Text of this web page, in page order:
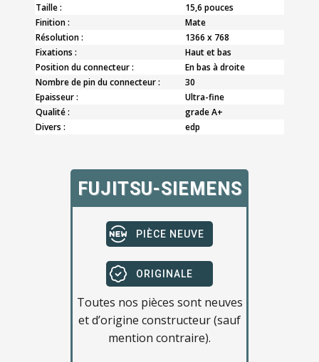
Taille :
15,6 pouces
Finition :
Mate
Résolution :
1366 x 768
Fixations :
Haut et bas
Position du connecteur :
En bas à droite
Nombre de pin du connecteur :
30
Epaisseur :
Ultra-fine
Qualité :
grade A+
Divers :
edp
FUJITSU-SIEMENS
PIÈCE NEUVE
ORIGINALE
Toutes nos pièces sont neuves
et d’origine constructeur (sauf
mention contraire).